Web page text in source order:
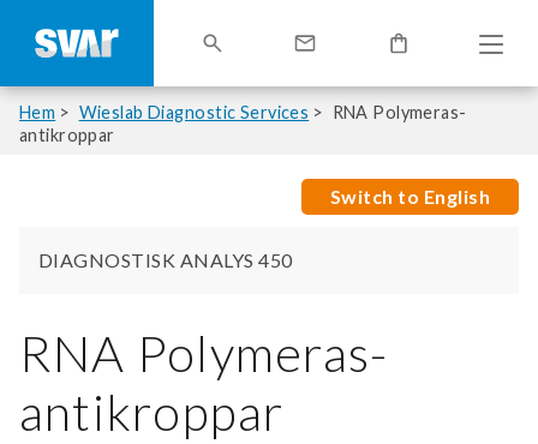
Hem Wieslab Diagnostic Services
RNA Polymeras-
antikroppar
Switch to English
DIAGNOSTISK ANALYS 450
RNA Polymeras-
antikroppar